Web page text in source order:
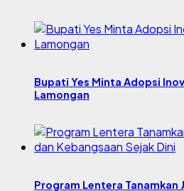
Bupati Yes Minta Adopsi
Lamongan
Program Lentera Tanamkan